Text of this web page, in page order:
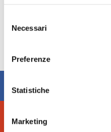
delNecessari
Preferenze
Statistiche
Marketing
➜ Check In
ISCRIVITI
Per essere sempre